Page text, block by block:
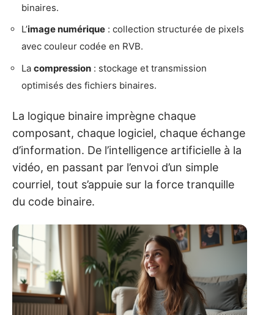
binaires.
L’image numérique : collection structurée de pixels
avec couleur codée en RVB.
La compression : stockage et transmission
optimisés des fichiers binaires.
La logique binaire imprègne chaque
composant, chaque logiciel, chaque échange
d’information. De l’intelligence artificielle à la
vidéo, en passant par l’envoi d’un simple
courriel, tout s’appuie sur la force tranquille
du code binaire.